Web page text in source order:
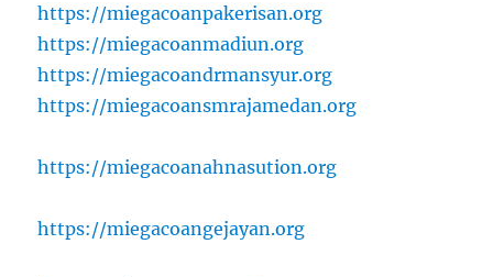
https://miegacoanpakerisan.org
https://miegacoanmadiun.org
https://miegacoandrmansyur.org
https://miegacoansmrajamedan.org
https://miegacoanahnasution.org
https://miegacoangejayan.org